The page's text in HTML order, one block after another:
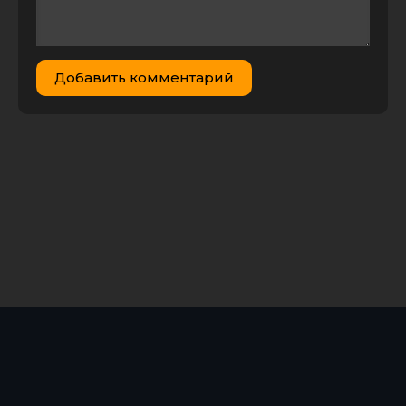
Ничего себе
поездочка /
Joy Ride
Добавить комментарий